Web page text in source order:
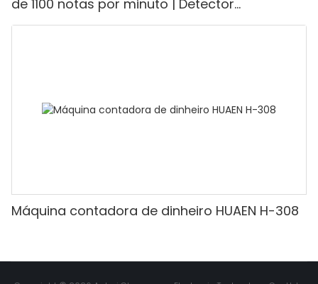
de 1100 notas por minuto | Detector
UV/Magnético/Infravermelho/Falsificante,
Máquina contadora de dinheiro HUAEN H-308